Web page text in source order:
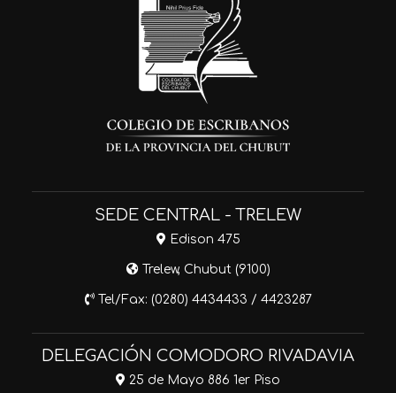
SEDE CENTRAL - TRELEW
Edison 475
Trelew, Chubut (9100)
Tel/Fax: (0280) 4434433 / 4423287
DELEGACIÓN COMODORO RIVADAVIA
25 de Mayo 886 1er Piso